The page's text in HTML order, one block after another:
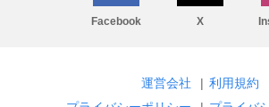
Facebook X
運営会社 | 利用規約